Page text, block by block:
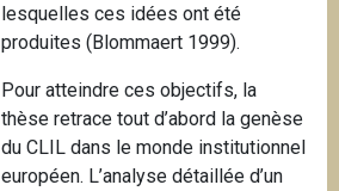
lesquelles ces idées ont été
produites (Blommaert 1999).
Pour atteindre ces objectifs, la
thèse retrace tout d’abord la genèse
du CLIL dans le monde institutionnel
européen. L’analyse détaillée d’un